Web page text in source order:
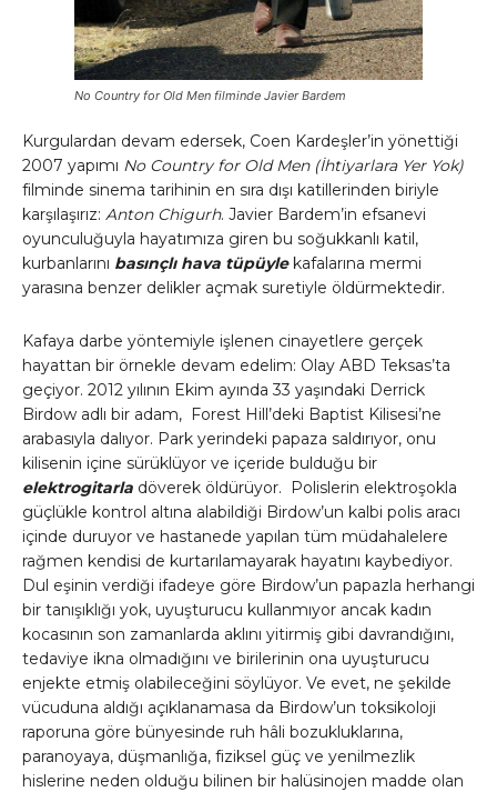
No Country for Old Men filminde Javier Bardem
Kurgulardan devam edersek, Coen Kardeşler’in yönettiği
2007 yapımı No Country for Old Men (İhtiyarlara Yer Yok)
filminde sinema tarihinin en sıra dışı katillerinden biriyle
karşılaşırız: Anton Chigurh. Javier Bardem’in efsanevi
oyunculuğuyla hayatımıza giren bu soğukkanlı katil,
kurbanlarını basınçlı hava tüpüylekafalarına mermi
yarasına benzer delikler açmak suretiyle öldürmektedir.
Kafaya darbe yöntemiyle işlenen cinayetlere gerçek
hayattan bir örnekle devam edelim: Olay ABD Teksas’ta
geçiyor. 2012 yılının Ekim ayında 33 yaşındaki Derrick
Birdow adlı bir adam, Forest Hill’deki Baptist Kilisesi’ne
arabasıyla dalıyor. Park yerindeki papaza saldırıyor, onu
kilisenin içine sürüklüyor ve içeride bulduğu bir
elektrogitarla döverek öldürüyor. Polislerin elektroşokla
güçlükle kontrol altına alabildiği Birdow’un kalbi polis aracı
içinde duruyor ve hastanede yapılan tüm müdahalelere
rağmen kendisi de kurtarılamayarak hayatını kaybediyor.
Dul eşinin verdiği ifadeye göre Birdow’un papazla herhangi
bir tanışıklığı yok, uyuşturucu kullanmıyor ancak kadın
kocasının son zamanlarda aklını yitirmiş gibi davrandığını,
tedaviye ikna olmadığını ve birilerinin ona uyuşturucu
enjekte etmiş olabileceğini söylüyor. Ve evet, ne şekilde
vücuduna aldığı açıklanamasa da Birdow’un toksikoloji
raporuna göre bünyesinde ruh hâli bozukluklarına,
paranoyaya, düşmanlığa, fiziksel güç ve yenilmezlik
hislerine neden olduğu bilinen bir halüsinojen madde olan